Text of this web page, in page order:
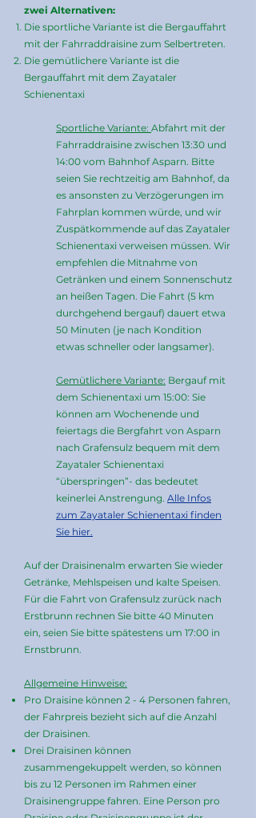
zwei Alternativen:
Die sportliche Variante ist die Bergauffahrt
mit der Fahrraddraisine zum Selbertreten.
Die gemütlichere Variante ist die
Bergauffahrt mit dem Zayataler
Schienentaxi
Sportliche Variante: Abfahrt mit der
Fahrraddraisine zwischen 13:30 und
14:00 vom Bahnhof Asparn. Bitte
seien Sie rechtzeitig am Bahnhof, da
es ansonsten zu Verzögerungen im
Fahrplan kommen würde, und wir
Zuspätkommende auf das Zayataler
Schienentaxi verweisen müssen. Wir
empfehlen die Mitnahme von
Getränken und einem Sonnenschutz
an heißen Tagen. Die Fahrt (5 km
durchgehend bergauf) dauert etwa
50 Minuten (je nach Kondition
etwas schneller oder langsamer).
Gemütlichere Variante: Bergauf mit
dem Schienentaxi um 15:00: Sie
können am Wochenende und
feiertags die Bergfahrt von Asparn
nach Grafensulz bequem mit dem
Zayataler Schienentaxi
“überspringen”- das bedeutet
keinerlei Anstrengung. Alle Infos
zum Zayataler Schienentaxi finden
Sie hier.
Auf der Draisinenalm erwarten Sie wieder
Getränke, Mehlspeisen und kalte Speisen.
Für die Fahrt von Grafensulz zurück nach
Erstbrunn rechnen Sie bitte 40 Minuten
ein, seien Sie bitte spätestens um 17:00 in
Ernstbrunn.
Allgemeine Hinweise:
Pro Draisine können 2 - 4 Personen fahren,
der Fahrpreis bezieht sich auf die Anzahl
der Draisinen.
Drei Draisinen können
zusammengekuppelt werden, so können
bis zu 12 Personen im Rahmen einer
Draisinengruppe fahren. Eine Person pro